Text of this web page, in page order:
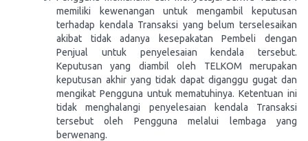
memiliki kewenangan untuk mengambil keputusan
terhadap kendala Transaksi yang belum terselesaikan
akibat tidak adanya kesepakatan Pembeli dengan
Penjual untuk penyelesaian kendala tersebut.
Keputusan yang diambil oleh TELKOM merupakan
keputusan akhir yang tidak dapat diganggu gugat dan
mengikat Pengguna untuk mematuhinya. Ketentuan ini
tidak menghalangi penyelesaian kendala Transaksi
tersebut oleh Pengguna melalui lembaga yang
berwenang.